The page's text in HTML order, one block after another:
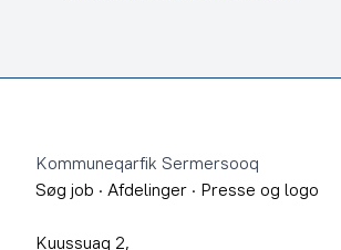
Kommuneqarfik Sermersooq
Søg job · Afdelinger · Presse og logo
Kuussuaq 2,